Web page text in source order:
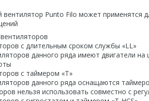
Punto Filo может применятся
с длительным сроком службы «LL»
данного ряда имеют двигатели
с таймером «Т»
данного ряда оснащаются
нельзя использовать совместно с